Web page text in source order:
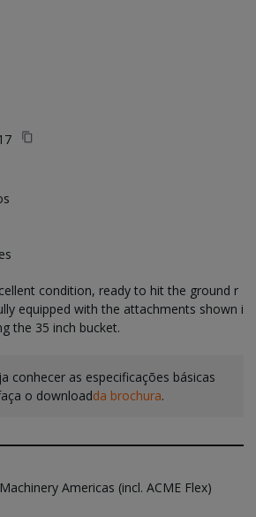
condition, ready to hit the ground r
equipped with the attachments shown i
conhecer as especificações básicas
o downloadda brochura.
Americas (incl. ACME Flex)